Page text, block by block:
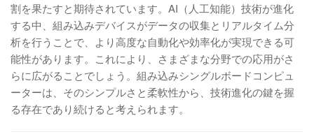
割を果たすと期待されています。AI（人工知能）技術が進化
する中、組み込みデバイスがデータの収集とリアルタイム分
析を行うことで、より高度な自動化や効率化が実現できる可
能性があります。これにより、さまざまな分野での応用がさ
らに広がることでしょう。組み込みシングルボードコンピュ
ーターは、そのシンプルさと柔軟性から、技術進化の鍵を握
る存在であり続けると考えられます。